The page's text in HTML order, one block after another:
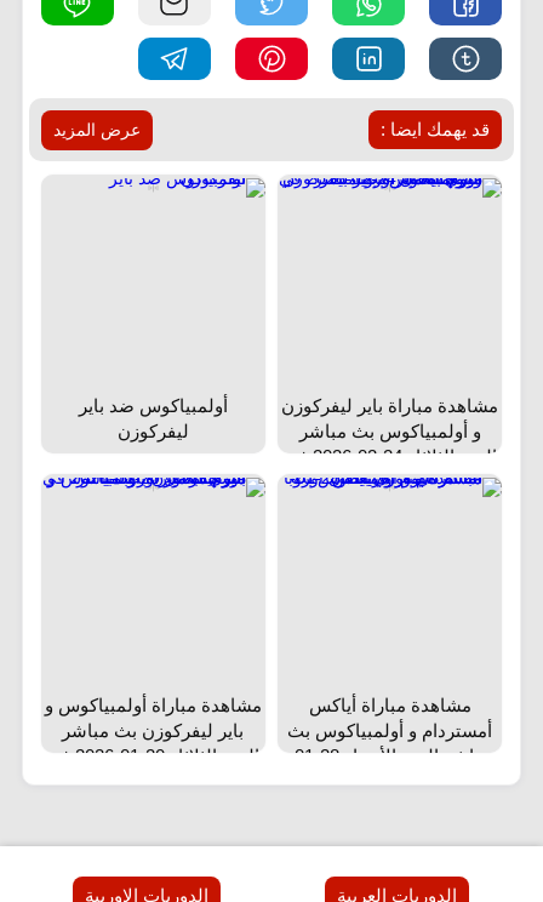
عرض المزيد قد يهمك ايضا :
مشاهدة مباراة باير ليفركوزن
و أولمبياكوس بث مباشر
اليوم الثلاثاء 24-02-2026 في
دوري أبطال أوروبا
أولمبياكوس ضد باير
ليفركوزن
مشاهدة مباراة أياكس
أمستردام و أولمبياكوس بث
مباشر اليوم الأربعاء 28-01-
2026 في دوري أبطال أوروبا
مشاهدة مباراة أولمبياكوس و
باير ليفركوزن بث مباشر
اليوم الثلاثاء 20-01-2026 في
دوري أبطال أوروبا
الدوريات العربية الدوريات الاوربية